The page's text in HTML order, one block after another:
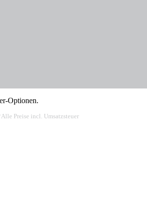
Optionen.
Preise incl. Umsatzsteuer